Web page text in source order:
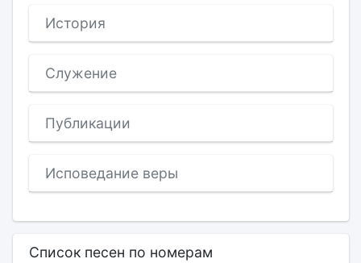
История
Служение
Публикации
Исповедание веры
Список песен по номерам